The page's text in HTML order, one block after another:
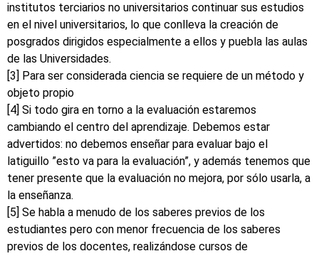
institutos terciarios no universitarios continuar sus estudios
en el nivel universitarios, lo que conlleva la creación de
posgrados dirigidos especialmente a ellos y puebla las aulas
de las Universidades.
[3] Para ser considerada ciencia se requiere de un método y
objeto propio
[4] Si todo gira en torno a la evaluación estaremos
cambiando el centro del aprendizaje. Debemos estar
advertidos: no debemos enseñar para evaluar bajo el
latiguillo ”esto va para la evaluación”, y además tenemos que
tener presente que la evaluación no mejora, por sólo usarla, a
la enseñanza.
[5] Se habla a menudo de los saberes previos de los
estudiantes pero con menor frecuencia de los saberes
previos de los docentes, realizándose cursos de